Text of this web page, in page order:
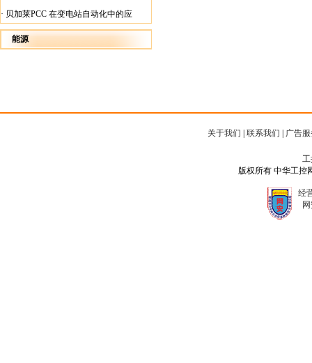
火灾
· 贝加莱PCC 在变电站自动化中的应
用
能源
关于我们 联系我们 广告
工
版权所有 中华工控
经